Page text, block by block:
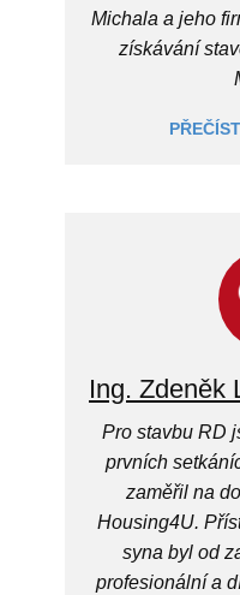
Michala a jeho
získávání
Ing. Zdeněk
Pro stavbu RD
prvních
zaměřil na
Housing4U.
syna byl od
profesionální a